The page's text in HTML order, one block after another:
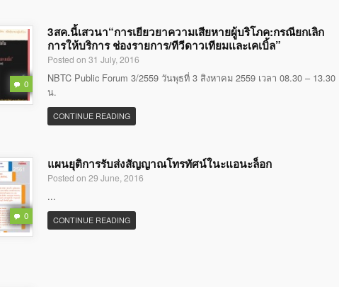
0
3สค.นี้เสวนา“การเยียวยาความเสียหายผู้บริโภค:กรณียกเลิก
การให้บริการ ช่องรายการ/ทีวีดาวเทียมและเคเบิ้ล”
Posted on 31 July, 2016
NBTC Public Forum 3/2559 วันพุธที่ 3 สิงหาคม 2559 เวลา 08.30 – 13.30
น.
CONTINUE READING
0
แผนยุติการรับส่งสัญญาณโทรทัศน์ในะแอนะล็อก
Posted on 29 June, 2016
...
CONTINUE READING